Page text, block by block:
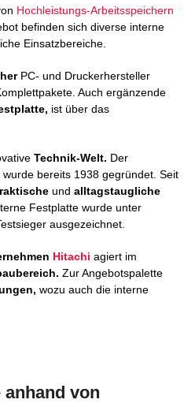
Hochleistungs-Arbeitsspeichern
befinden sich diverse interne
Einsatzbereiche.
PC- und Druckerhersteller
Auch ergänzende
ist über das
Technik-Welt. Der
bereits 1938 gegründet. Seit
und alltagstaugliche
Festplatte wurde unter
ausgezeichnet.
Hitachi agiert im
Zur Angebotspalette
wozu auch die interne
anhand von